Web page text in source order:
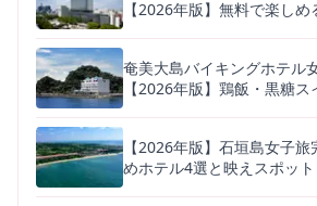
【2026年版】無料で楽し
奄美大島バイキングホテル
【2026年版】鶏飯・黒糖
【2026年版】石垣島女子
めホテル4選と映えスポッ